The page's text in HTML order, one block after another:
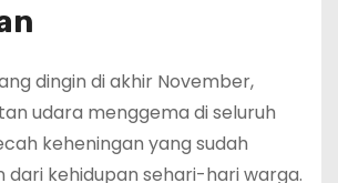
dingin di akhir November,
udara menggema di seluruh
keheningan yang sudah
dari kehidupan sehari-hari warga.